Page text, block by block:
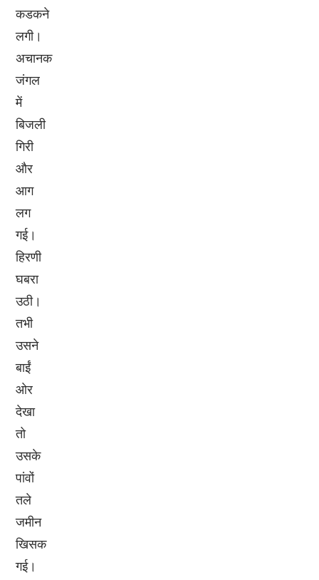
कडकने
लगी।
अचानक
जंगल
में
बिजली
गिरी
और
आग
लग
गई।
हिरणी
घबरा
उठी।
तभी
उसने
बाईं
ओर
देखा
तो
उसके
पांवों
तले
जमीन
खिसक
गई।